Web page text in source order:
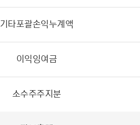
기타포괄손익누계액
이익잉여금
소수주주지분